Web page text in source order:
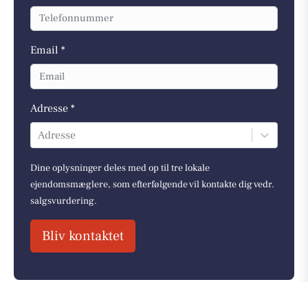
Email *
Adresse *
Adresse
Dine oplysninger deles med op til tre lokale
ejendomsmæglere, som efterfølgende vil kontakte dig vedr.
salgsvurdering.
Bliv kontaktet